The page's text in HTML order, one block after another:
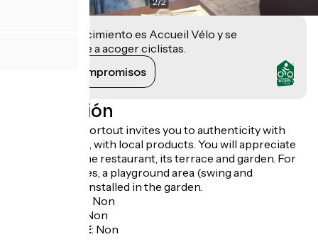
Este establecimiento es Accueil Vélo y se
compromete a acoger ciclistas.
Ver sus compromisos
Descripción
L'Auberge de Portout invites you to authenticity with
gourmet meals, with local products. You will appreciate
the charm of the restaurant, its terrace and garden. For
the smaller ones, a playground area (swing and
trampoline) is installed in the garden.
Non
Non
Recharge VAE: Non